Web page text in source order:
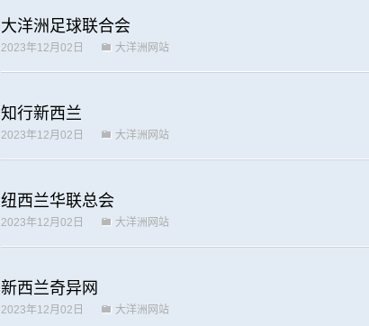
大洋洲足球联合会
2023年12月02日 大洋洲网站
知行新西兰
2023年12月02日 大洋洲网站
纽西兰华联总会
2023年12月02日 大洋洲网站
新西兰奇异网
2023年12月02日 大洋洲网站